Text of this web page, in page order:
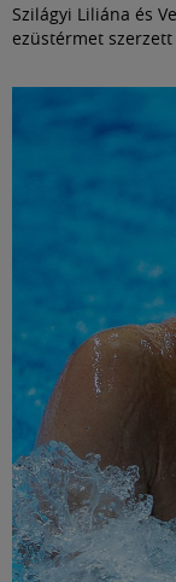
Szilágyi Liliána és
ezüstérmet